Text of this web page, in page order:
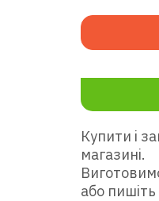
Купити і
магазині.
або